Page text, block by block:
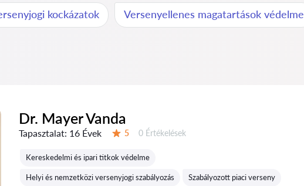
kockázatok Versenyellenes magatartások védelme
Dr. Mayer Vanda
Tapasztalat: 16 Évek 5 Értékelések:
0 Értékelések
Kereskedelmi és ipari titkok védelme
Helyi és nemzetközi versenyjogi szabályozás Szabályozott piaci verseny